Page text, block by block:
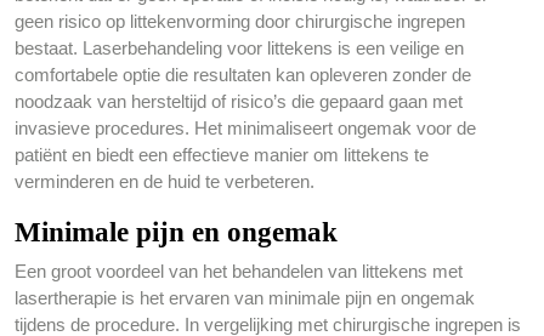
geen risico op littekenvorming door chirurgische ingrepen
bestaat. Laserbehandeling voor littekens is een veilige en
comfortabele optie die resultaten kan opleveren zonder de
noodzaak van hersteltijd of risico’s die gepaard gaan met
invasieve procedures. Het minimaliseert ongemak voor de
patiënt en biedt een effectieve manier om littekens te
verminderen en de huid te verbeteren.
Minimale pijn en ongemak
Een groot voordeel van het behandelen van littekens met
lasertherapie is het ervaren van minimale pijn en ongemak
tijdens de procedure. In vergelijking met chirurgische ingrepen is